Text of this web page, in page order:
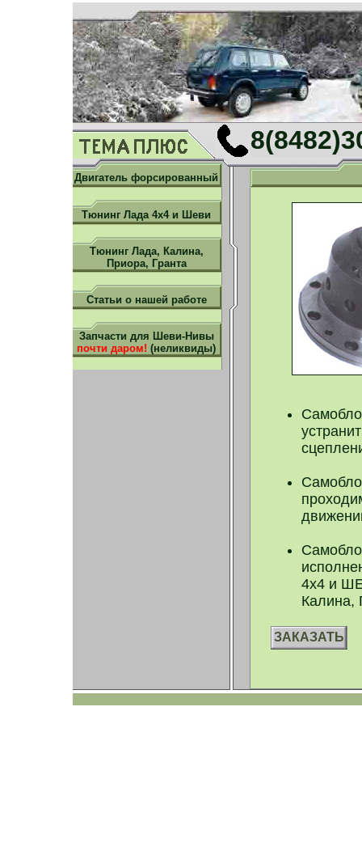
Двигатель форсированный
Тюнинг Лада 4х4 и Шеви
Тюнинг Лада, Калина,
Приора, Гранта
Статьи о нашей работе
Запчасти для Шеви-Нивы
почти даром! (неликвиды)
4х4 и
Калина,
ЗАКАЗАТЬ